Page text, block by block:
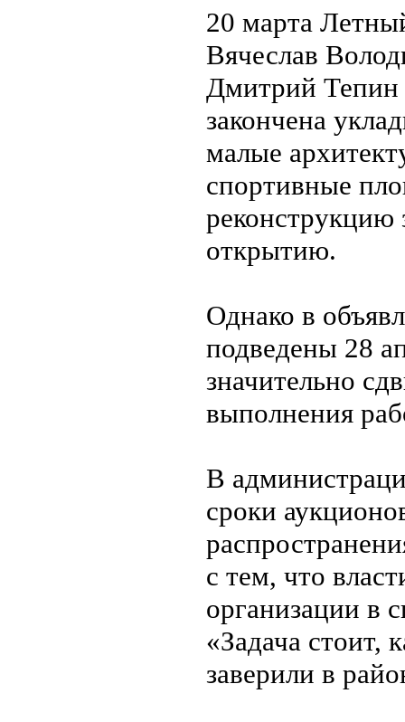
20 марта
Вячеслав
Дмитрий Тепин
закончена
малые
спортивные
реконструкцию
открытию.
Однако в
подведены 28
значительно
выполнения
В
сроки
с тем, что
организации в
«Задача стоит,
заверили в